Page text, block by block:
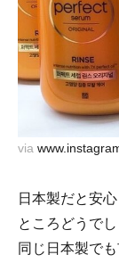
via
日本製だと安
ところどうで
同じ日本製で